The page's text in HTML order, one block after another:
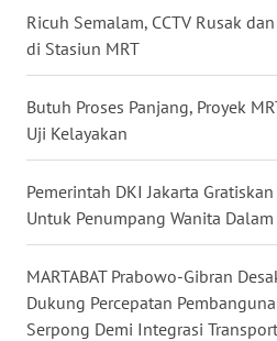
Ricuh Semalam, CCTV Rusak
di Stasiun MRT
Butuh Proses Panjang, Proyek
Uji Kelayakan
Pemerintah DKI Jakarta
Untuk Penumpang Wanita
MARTABAT Prabowo-Gibran
Dukung Percepatan
Serpong Demi Integrasi
WN
WN
WN
BALI
WN
KALBAR